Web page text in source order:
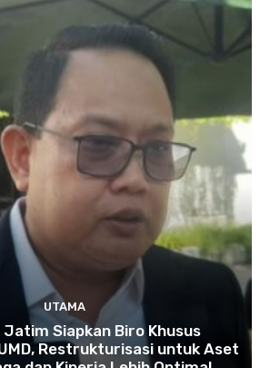
UTAMA
Siapkan Biro Khusus
Restrukturisasi untuk Aset